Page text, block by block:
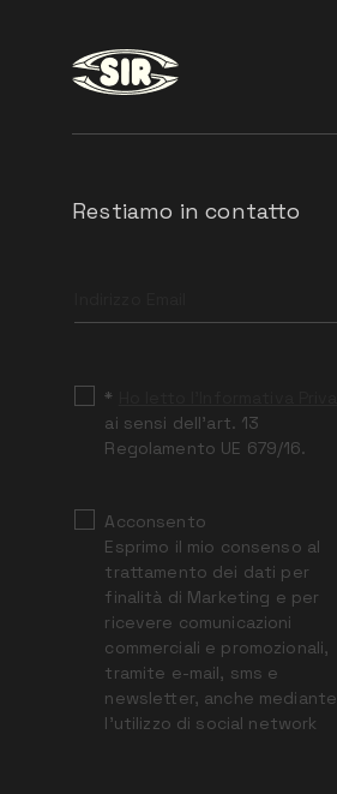
Restiamo in contatto
field
*
ai sensi dell’art. 13
Regolamento UE 679/16.
Acconsento
Esprimo il mio consenso al
trattamento dei dati per
finalità di Marketing e per
ricevere comunicazioni
commerciali e promozionali,
tramite e-mail, sms e
newsletter, anche mediante
l’utilizzo di social network